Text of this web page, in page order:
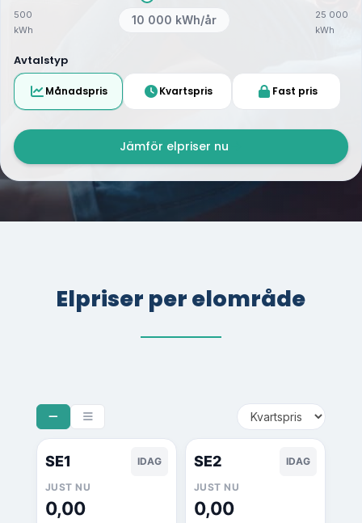
500
kWh
10 000 kWh/år
25 000
kWh
Avtalstyp
Månadspris Kvartspris Fast pris
Jämför elpriser nu
Elpriser per elområde
SE1 IDAG
JUST NU
0,00
SE2 IDAG
JUST NU
0,00